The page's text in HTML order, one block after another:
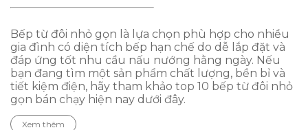
Bếp từ đôi nhỏ gọn là lựa chọn phù hợp cho nhiều
gia đình có diện tích bếp hạn chế do dễ lắp đặt và
đáp ứng tốt nhu cầu nấu nướng hằng ngày. Nếu
bạn đang tìm một sản phẩm chất lượng, bền bỉ và
tiết kiệm điện, hãy tham khảo top 10 bếp từ đôi nhỏ
gọn bán chạy hiện nay dưới đây.
Xem thêm